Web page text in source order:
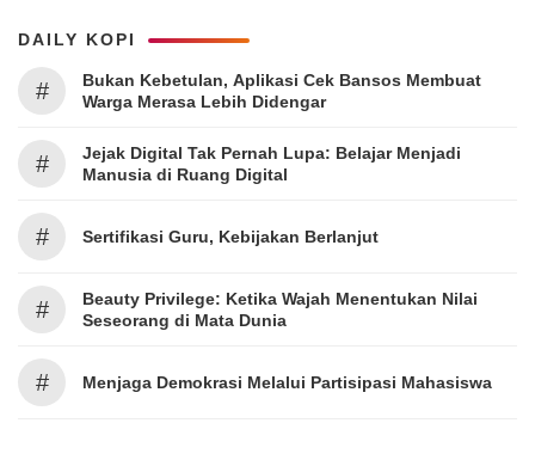
DAILY KOPI
#
Bukan Kebetulan, Aplikasi Cek Bansos Membuat
Warga Merasa Lebih Didengar
#
Jejak Digital Tak Pernah Lupa: Belajar Menjadi
Manusia di Ruang Digital
# Sertifikasi Guru, Kebijakan Berlanjut
#
Beauty Privilege: Ketika Wajah Menentukan Nilai
Seseorang di Mata Dunia
# Menjaga Demokrasi Melalui Partisipasi Mahasiswa